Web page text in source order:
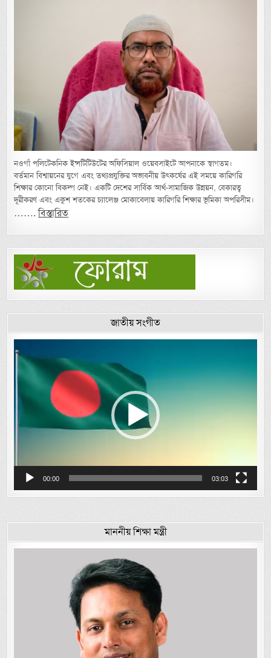
নওগাঁ পলিটেকনিক ইন্সটিটিউটের অফিসিয়াল ওয়েবসাইটে আপনাকে স্বাগতম।
বর্তমান বিশ্বায়নের যুগে এবং তথ্যপ্রযুক্তির অভাবনীয় উৎকর্ষের এই সময়ে কারিগরি
শিক্ষার কোনো বিকল্প নেই। একটি দেশের সার্বিক আর্থ-সামাজিক উন্নয়ন, বেকারত্ব
দূরীকরণ এবং একুশ শতকের চ্যালেঞ্জ মোকাবেলায় কারিগরি শিক্ষার ভূমিকা অপরিসীম।
…….বিস্তারিত
জাতীয় সংগীত
Player
00:00 03:03
মাননীয় শিক্ষা মন্ত্রী